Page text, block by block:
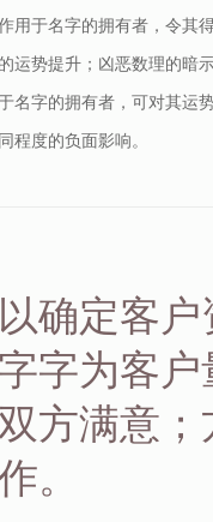
用于名字的拥有者，令其
运势提升；凶恶数理的暗
名字的拥有者，可对其运
程度的负面影响。
确定客
字为客
方满意
。